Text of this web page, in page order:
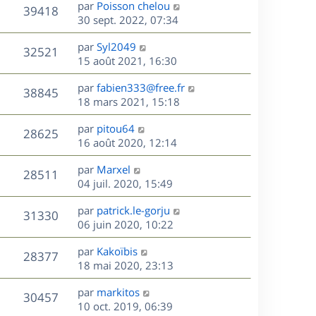
e
n
i
e
r
m
e
s
s
a
g
e
39418V
u
D
e
r
n
i
e
r
m
e
s
s
a
g
e
par Poisson chelou
30 sept. 2022, 07:34
32521
u
D
e
r
n
i
e
r
m
e
s
s
a
g
e
par Syl2049
15 août 2021, 16:30
38845V
u
D
e
r
n
i
e
r
m
e
s
s
a
g
e
par fabien333@free.fr
18 mars 2021, 15:18
28625V
u
s
D
e
r
n
i
e
r
m
e
s
s
a
g
e
par pitou64
16 août 2020, 12:14
28511
u
s
D
e
r
n
i
e
r
m
e
s
s
par Marxel
04 juil. 2020, 15:49
31330V
u
s
D
e
r
n
i
e
r
m
par patrick.le-gorju
06 juin 2020, 10:22
28377V
u
D
e
r
n
i
par Kakoïbis
18 mai 2020, 23:13
30457V
D
e
par markitos
10 oct. 2019, 06:39